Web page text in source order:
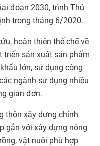
đoạn 2030, trình Thủ
trong tháng 6/2020.
hoàn thiện thể chế về
sản xuất sản phẩm
lớn, sử dụng công
ngành sử dụng nhiều
giản đơn.
thôn xây dựng chính
gắn với xây dựng nông
vật nuôi phù hợp